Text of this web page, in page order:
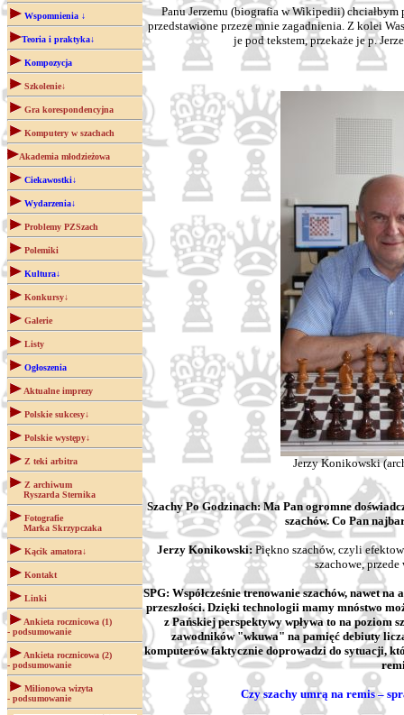
Wspomnienia ↓
Teoria i praktyka↓
Kompozycja
Szkolenie↓
Gra korespondencyjna
Komputery w szachach
Akademia młodzieżowa
Ciekawostki↓
Wydarzenia↓
Problemy PZSzach
Polemiki
Kultura↓
Konkursy↓
Galerie
Listy
Ogłoszenia
Aktualne imprezy
Polskie sukcesy↓
Polskie występy↓
Z teki arbitra
Z archiwum
Ryszarda Sternika
Fotografie
Marka Skrzypczaka
Kącik amatora↓
Kontakt
Linki
Ankieta rocznicowa (1)
- podsumowanie
Ankieta rocznicowa (2)
- podsumowanie
Milionowa wizyta
- podsumowanie
Panu Jerzemu (biografia w Wikipedii)
przedstawione przeze mnie zagadnienia. Z kolei
je pod tekstem, przekaże je p.
Jerzy Konikowski
Szachy Po Godzinach: Ma Pan ogromne
szachów. Co Pan
Jerzy Konikowski: Piękno szachów, czyli
szachowe,
SPG: Współcześnie trenowanie szachów, nawet
przeszłości. Dzięki technologii mamy mnóstwo
z Pańskiej perspektywy wpływa to na poziom
zawodników "wkuwa" na pamięć debiuty
komputerów faktycznie doprowadzi do sytuacji,
Czy szachy umrą na remis –